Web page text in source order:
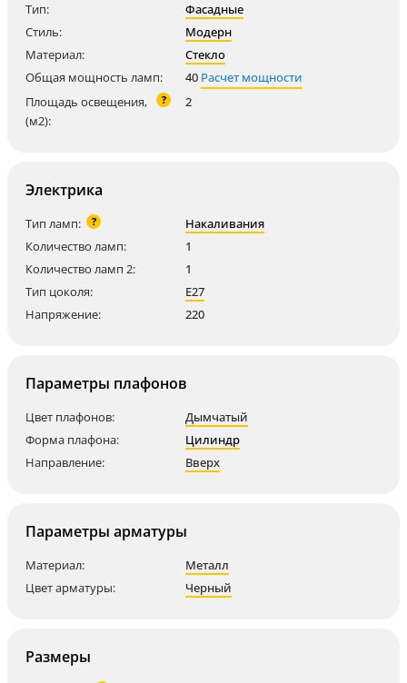
Тип:
Фасадные
Стиль:
Модерн
Материал:
Стекло
Общая мощность ламп:
40 Расчет мощности
Площадь освещения,
(м2):
? 2
Электрика
Тип ламп: ?
Накаливания
Количество ламп:
1
Количество ламп 2:
1
Тип цоколя:
E27
Напряжение:
220
Параметры плафонов
Цвет плафонов:
Дымчатый
Форма плафона:
Цилиндр
Направление:
Вверх
Параметры арматуры
Материал:
Металл
Цвет арматуры:
Черный
Размеры